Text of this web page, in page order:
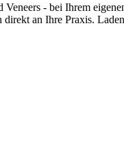
- bei Ihrem
an Ihre Praxis.